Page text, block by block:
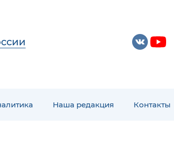
Наша редакция Контакты